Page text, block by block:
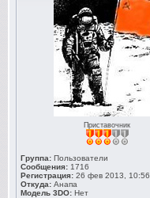
Приставочник
Группа: Пользователи
Сообщения: 1716
Регистрация: 26 фев 2013, 10:56
Откуда: Анапа
Модель 3DO: Нет